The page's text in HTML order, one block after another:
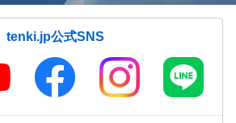
tenki.jp公式SNS